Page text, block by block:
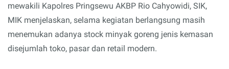
mewakili Kapolres Pringsewu AKBP Rio Cahyowidi, SIK,
MIK menjelaskan, selama kegiatan berlangsung masih
menemukan adanya stock minyak goreng jenis kemasan
disejumlah toko, pasar dan retail modern.